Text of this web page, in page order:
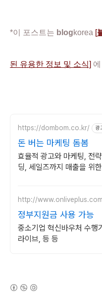
*이 포스트는 blogkorea [
된 유용한 정보 및 소식]
https://dombom.co.kr/ 광
돈 버는 마케팅 돔봄
효율적 광고와 마케팅, 전
딩, 세일즈까지 매출을 위
http://
정부지원금 사용 가능
중소기업 혁신바우처 수행
라이브, 등 등